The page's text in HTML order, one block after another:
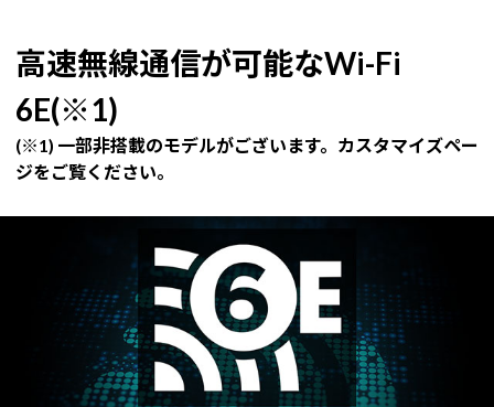
高速無線通信が可能なWi-Fi
6E(※1)
(※1) 一部非搭載のモデルがございます。カスタマイズペー
ジをご覧ください。